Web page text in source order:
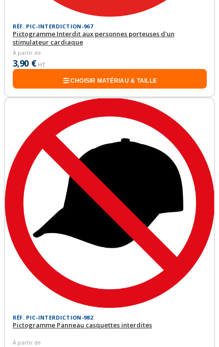
RÉF. PIC-INTERDICTION-967
Pictogramme Interdit aux personnes porteuses d'un
stimulateur cardiaque
À partir de
3,90 € HT
CHOISIR MATÉRIAU & TAILLE
RÉF. PIC-INTERDICTION-982
Pictogramme Panneau casquettes interdites
À partir de